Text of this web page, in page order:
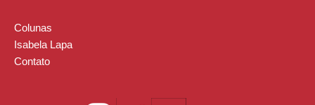
Colunas
Isabela Lapa
Contato